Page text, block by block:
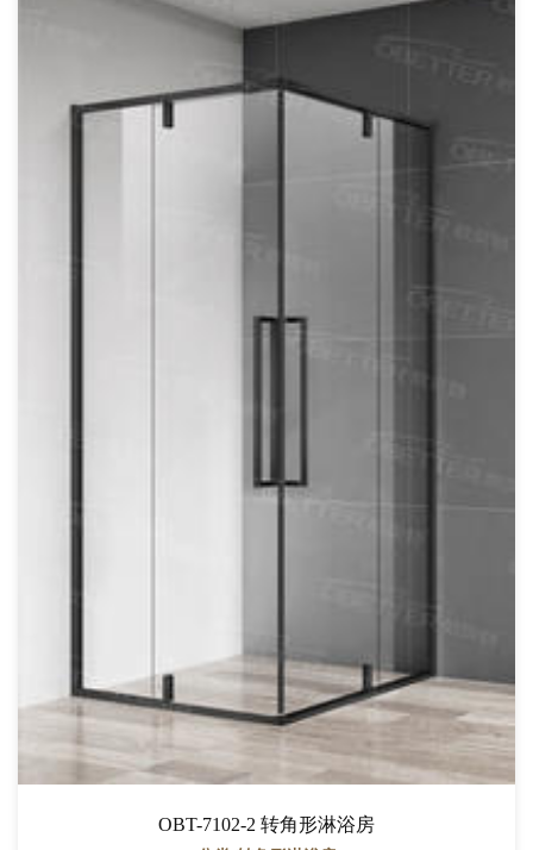
OBT-7102-2 转角形淋浴房